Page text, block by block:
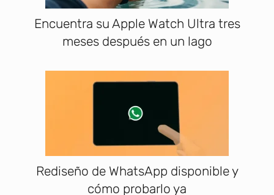
Encuentra su Apple Watch Ultra tres
meses después en un lago
Rediseño de WhatsApp disponible y
cómo probarlo ya